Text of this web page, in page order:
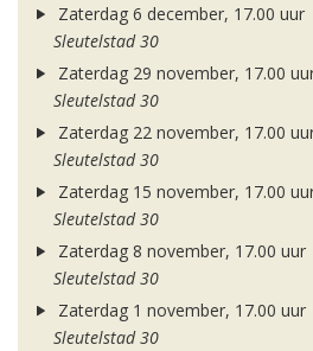
Zaterdag 6 december, 17.00 uur
Sleutelstad 30
Zaterdag 29 november, 17.00
Sleutelstad 30
Zaterdag 22 november, 17.00
Sleutelstad 30
Zaterdag 15 november, 17.00
Sleutelstad 30
Zaterdag 8 november, 17.00 uur
Sleutelstad 30
Zaterdag 1 november, 17.00 uur
Sleutelstad 30